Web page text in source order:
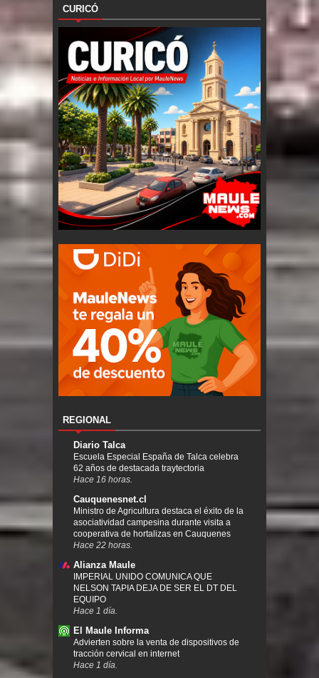
CURICÓ
REGIONAL
Diario Talca
Escuela Especial España de Talca celebra
62 años de destacada traytectoria
Hace 16 horas.
Cauquenesnet.cl
Ministro de Agricultura destaca el éxito de la
asociatividad campesina durante visita a
cooperativa de hortalizas en Cauquenes
Hace 22 horas.
Alianza Maule
IMPERIAL UNIDO COMUNICA QUE
NELSON TAPIA DEJA DE SER EL DT DEL
EQUIPO
Hace 1 día.
El Maule Informa
Advierten sobre la venta de dispositivos de
tracción cervical en internet
Hace 1 día.